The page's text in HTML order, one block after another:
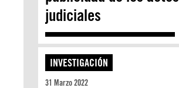
judiciales
INVESTIGACIÓN
31 Marzo 2022